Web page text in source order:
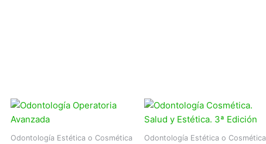
Odontología Estética o Cosmética Odontología Estética o Cosmética